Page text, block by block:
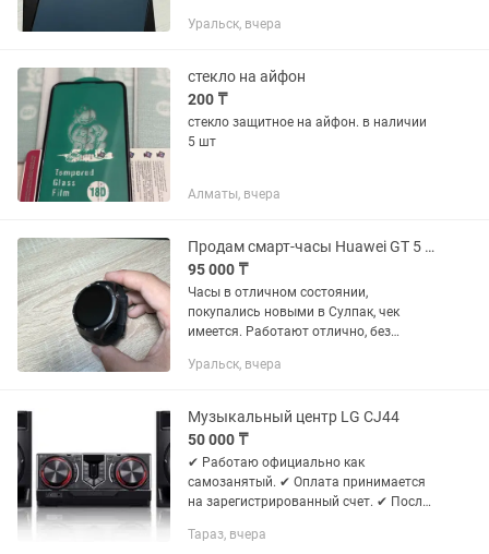
Уральск, вчера
стекло на айфон
200 ₸
стекло защитное на айфон. в наличии
5 шт
Алматы, вчера
Продам смарт-часы Huawei GT 5 Pro
95 000 ₸
Часы в отличном состоянии,
покупались новыми в Сулпак, чек
имеется. Работают отлично, без
пульса, шагомер, высотомер, функция
самих...
Уральск, вчера
Музыкальный центр LG CJ44
50 000 ₸
✔ Работаю официально как
самозанятый. ✔ Оплата принимается
на зарегистрированный счет. ✔ После
подтверждение заказа. Для оплаты
Тараз, вчера